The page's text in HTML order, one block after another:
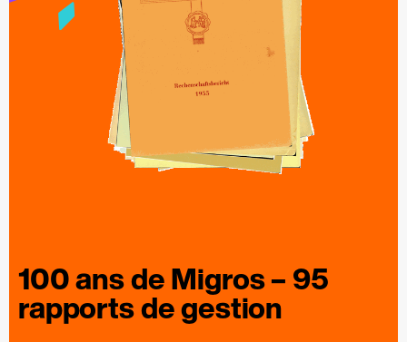
100 ans deMigros– 95
rapportsdegestion